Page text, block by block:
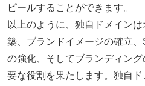
ピールすることができます。
以上のように、独自ドメイン
築、ブランドイメージの確立
の強化、そしてブランディン
要な役割を果たします。独自ド